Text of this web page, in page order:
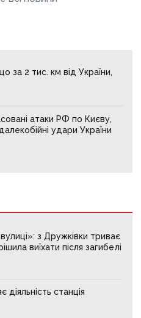
за 2 тис. км від України,
атаки РФ по Києву,
удари України
з Дружківки триває
виїхати після загибелі
станція